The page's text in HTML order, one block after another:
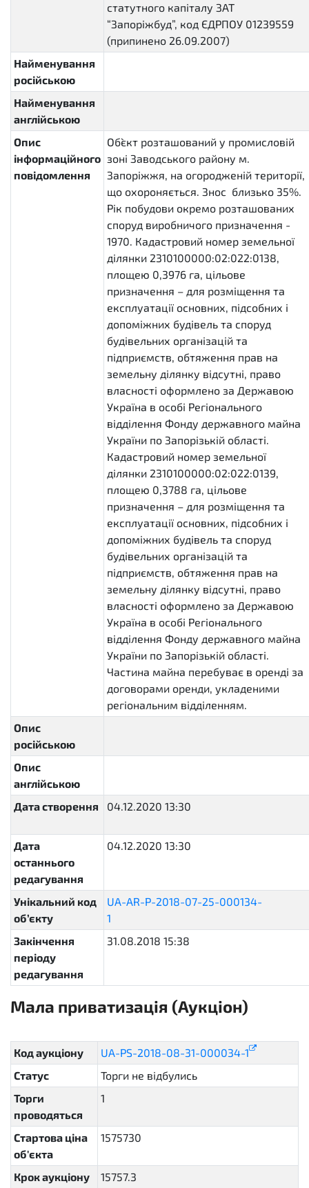
статутного капіталу ЗАТ
“Запоріжбуд”, код ЄДРПОУ 01239559
(припинено 26.09.2007)
Найменування
російською
Найменування
англійською
Опис
інформаційного
повідомлення
Об`єкт розташований у промисловій
зоні Заводського району м.
Запоріжжя, на огородженій території,
що охороняється. Знос близько 35%.
Рік побудови окремо розташованих
споруд виробничого призначення -
1970. Кадастровий номер земельної
ділянки 2310100000:02:022:0138,
площею 0,3976 га, цільове
призначення – для розміщення та
експлуатації основних, підсобних і
допоміжних будівель та споруд
будівельних організацій та
підприємств, обтяження прав на
земельну ділянку відсутні, право
власності оформлено за Державою
Україна в особі Регіонального
відділення Фонду державного майна
України по Запорізькій області.
Кадастровий номер земельної
ділянки 2310100000:02:022:0139,
площею 0,3788 га, цільове
призначення – для розміщення та
експлуатації основних, підсобних і
допоміжних будівель та споруд
будівельних організацій та
підприємств, обтяження прав на
земельну ділянку відсутні, право
власності оформлено за Державою
Україна в особі Регіонального
відділення Фонду державного майна
України по Запорізькій області.
Частина майна перебуває в оренді за
договорами оренди, укладеними
регіональним відділенням.
Опис
російською
Опис
англійською
Дата створення
04.12.2020 13:30
Дата
останнього
редагування
04.12.2020 13:30
Унікальний код
об’єкту
UA-AR-P-2018-07-25-000134-
1
Закінчення
періоду
редагування
31.08.2018 15:38
Мала приватизація (Аукціон)
Код аукціону
UA-PS-2018-08-31-000034-1
Статус
Торги не відбулись
Торги
проводяться
1
Стартова ціна
об'єкта
1575730
Крок аукціону 15757.3